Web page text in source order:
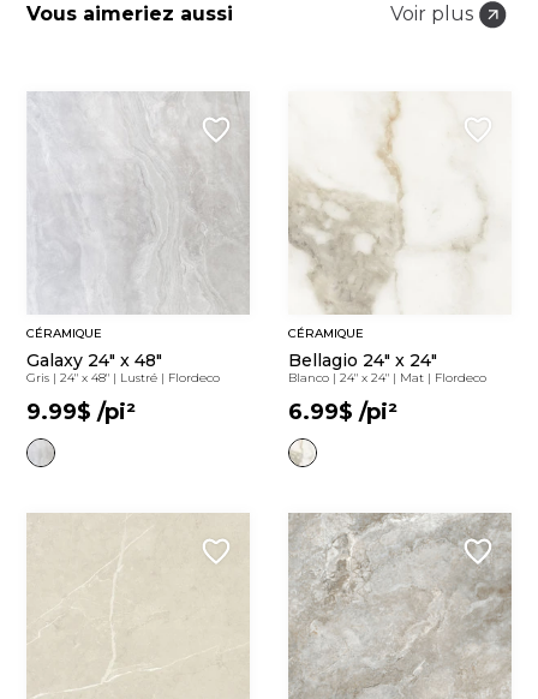
Vous aimeriez aussi Voir plus
CÉRAMIQUE
Galaxy 24" x 48"
Gris |24" x 48" | Lustré | Flordeco
9.99$ /pi²
CÉRAMIQUE
Bellagio 24" x 24"
Blanco | 24" x 24" | Mat | Flordeco
6.99$ /pi²